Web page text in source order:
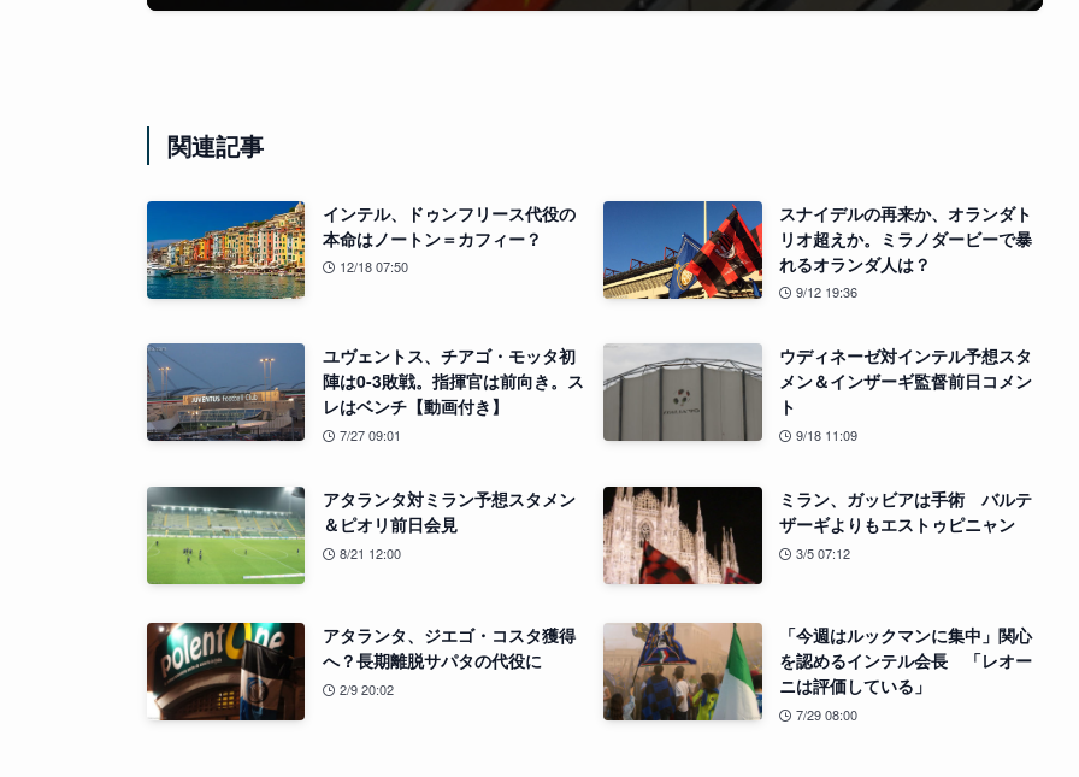
関連記事
インテル、ドゥンフリース代役の
本命はノートン＝カフィー？
12/18 07:50
スナイデルの再来か、オランダト
リオ超えか。ミラノダービーで暴
れるオランダ人は？
9/12 19:36
ユヴェントス、チアゴ・モッタ初
陣は0-3敗戦。指揮官は前向き。ス
レはベンチ【動画付き】
7/27 09:01
ウディネーゼ対インテル予想スタ
メン＆インザーギ監督前日コメン
ト
9/18 11:09
アタランタ対ミラン予想スタメン
＆ピオリ前日会見
8/21 12:00
ミラン、ガッビアは手術 バルテ
ザーギよりもエストゥピニャン
3/5 07:12
アタランタ、ジエゴ・コスタ獲得
へ？長期離脱サパタの代役に
2/9 20:02
「今週はルックマンに集中」関心
を認めるインテル会長 「レオー
ニは評価している」
7/29 08:00